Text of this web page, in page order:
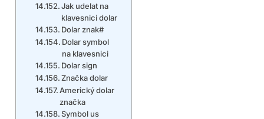
Jak udelat na
klavesnici dolar
Dolar znak#
Dolar symbol
na klavesnici
Dolar sign
Značka dolar
Americký dolar
značka
Symbol us